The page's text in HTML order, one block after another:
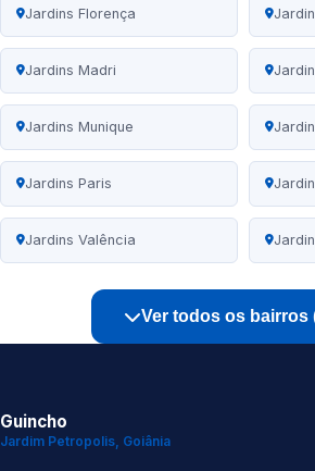
Jardins Florença
Jardins Madri
Jardins Munique
Jardins Paris
Jardins Valência
Ver todos os bairros
Guincho
Jardim Petropolis, Goiânia